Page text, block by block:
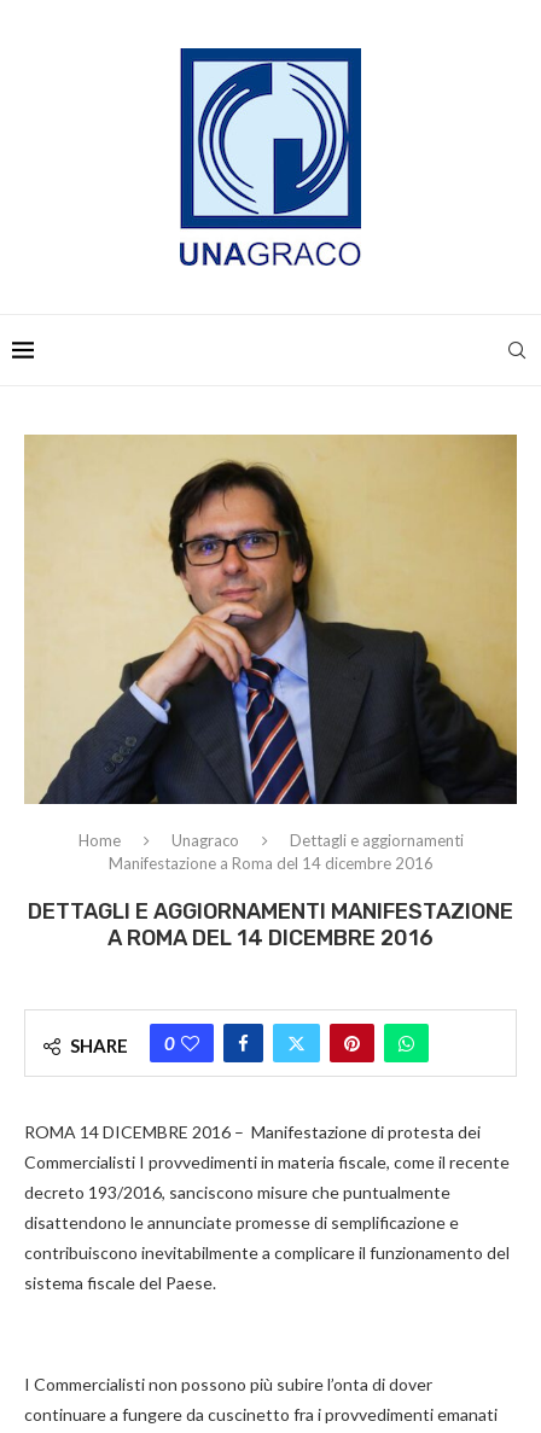
Home Unagraco
Dettagli e aggiornamenti
Manifestazione a Roma del 14 dicembre 2016
DETTAGLI E AGGIORNAMENTI MANIFESTAZIONE
A ROMA DEL 14 DICEMBRE 2016
SHARE 0
ROMA 14 DICEMBRE 2016 – Manifestazione di protesta dei
Commercialisti I provvedimenti in materia fiscale, come il recente
decreto 193/2016, sanciscono misure che puntualmente
disattendono le annunciate promesse di semplificazione e
contribuiscono inevitabilmente a complicare il funzionamento del
sistema fiscale del Paese.
I Commercialisti non possono più subire l’onta di dover
continuare a fungere da cuscinetto fra i provvedimenti emanati